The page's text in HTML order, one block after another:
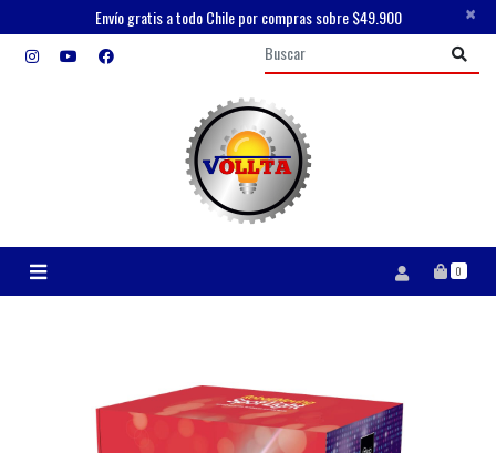
Envío gratis a todo Chile por compras sobre $49.900 ×
0